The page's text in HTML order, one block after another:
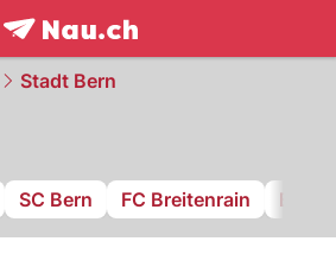
frontpage.NAU.ch
Stadt Bern
SC Bern FC Breitenrain BSV